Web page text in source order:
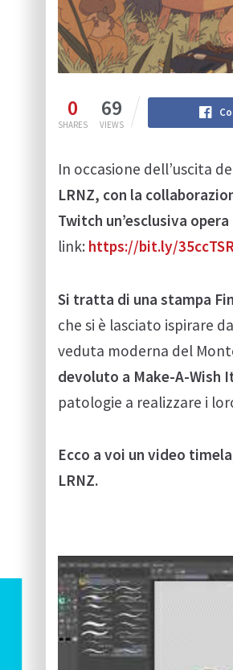
0
SHARES
69
VIEWS
In occasione dell’uscita
LRNZ, con la
Twitch un’esclusiva
link: https://bit.ly/
Si tratta di una stampa
che si è lasciato ispirare
veduta moderna del
devoluto a Make-A-Wish
patologie a realizzare i
Ecco a voi un video
LRNZ.